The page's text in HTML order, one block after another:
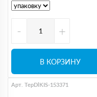
- +
В КОРЗИНУ
Арт. TepDlKIS-153371